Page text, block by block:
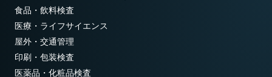
食品・飲料検査
医療・ライフサイエンス
屋外・交通管理
印刷・包装検査
医薬品・化粧品検査